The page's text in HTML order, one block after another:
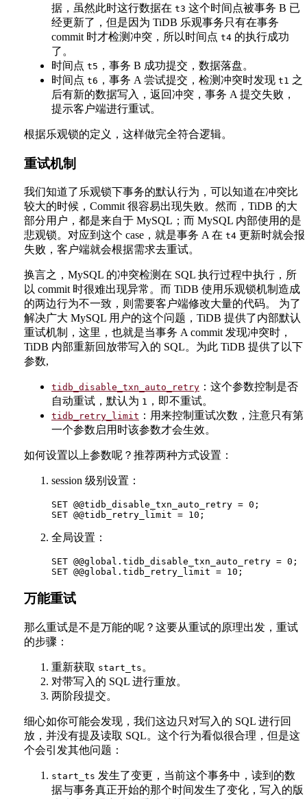
据，虽然此时这行数据在 t3 这个时间点被事务 B 已
经更新了，但是因为 TiDB 乐观事务只有在事务
commit 时才检测冲突，所以时间点 t4 的执行成功
了。
时间点 t5 ，事务 B 成功提交，数据落盘。
时间点 t6 ，事务 A 尝试提交，检测冲突时发现 t1 之
后有新的数据写入，返回冲突，事务 A 提交失败，
提示客户端进行重试。
根据乐观锁的定义，这样做完全符合逻辑。
重试机制
我们知道了乐观锁下事务的默认行为，可以知道在冲突比
较大的时候，Commit 很容易出现失败。然而，TiDB 的大
部分用户，都是来自于 MySQL；而 MySQL 内部使用的是
悲观锁。对应到这个 case，就是事务 A 在 t4 更新时就会报
失败，客户端就会根据需求去重试。
换言之，MySQL 的冲突检测在 SQL 执行过程中执行，所
以 commit 时很难出现异常。而 TiDB 使用乐观锁机制造成
的两边行为不一致，则需要客户端修改大量的代码。 为了
解决广大 MySQL 用户的这个问题，TiDB 提供了内部默认
重试机制，这里，也就是当事务 A commit 发现冲突时，
TiDB 内部重新回放带写入的 SQL。为此 TiDB 提供了以下
参数,
tidb_disable_txn_auto_retry ：这个参数控制是否
自动重试，默认为 1 ，即不重试。
tidb_retry_limit ：用来控制重试次数，注意只有第
一个参数启用时该参数才会生效。
如何设置以上参数呢？推荐两种方式设置：
session 级别设置：
SET @@tidb_disable_txn_auto_retry = 0;
全局设置：
SET @@global.tidb_disable_txn_auto_retry = 0;
万能重试
那么重试是不是万能的呢？这要从重试的原理出发，重试
的步骤：
重新获取 start_ts 。
对带写入的 SQL 进行重放。
两阶段提交。
细心如你可能会发现，我们这边只对写入的 SQL 进行回
放，并没有提及读取 SQL。这个行为看似很合理，但是这
个会引发其他问题：
start_ts 发生了变更，当前这个事务中，读到的数
据与事务真正开始的那个时间发生了变化，写入的版